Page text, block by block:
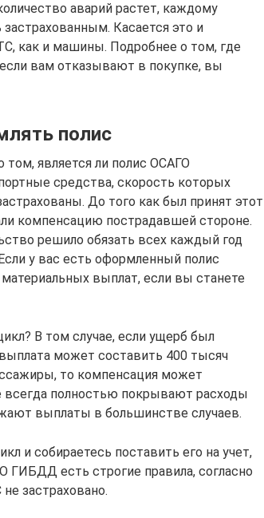
аварий растет, каждому
Касается это и
как и машины. Подробнее о том, где
вам отказывают в покупке, вы
полис
является ли полис ОСАГО
средства, скорость которых
До того как был принят этот
компенсацию пострадавшей стороне.
решило обязать всех каждый год
у вас есть оформленный полис
выплат, если вы станете
В том случае, если ущерб был
может составить 400 тысяч
то компенсация может
всегда полностью покрывают расходы
выплаты в большинстве случаев.
и собираетесь поставить его на учет,
ГИБДД есть строгие правила, согласно
застраховано.